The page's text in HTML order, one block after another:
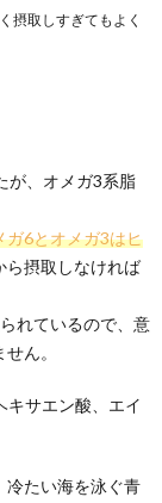
摂取しすぎてもよく
が、オメガ3系脂
ガ6とオメガ3はヒ
ら摂取しなければ
れているので、意
ん。
キサエン酸、エイ
冷たい海を泳ぐ青